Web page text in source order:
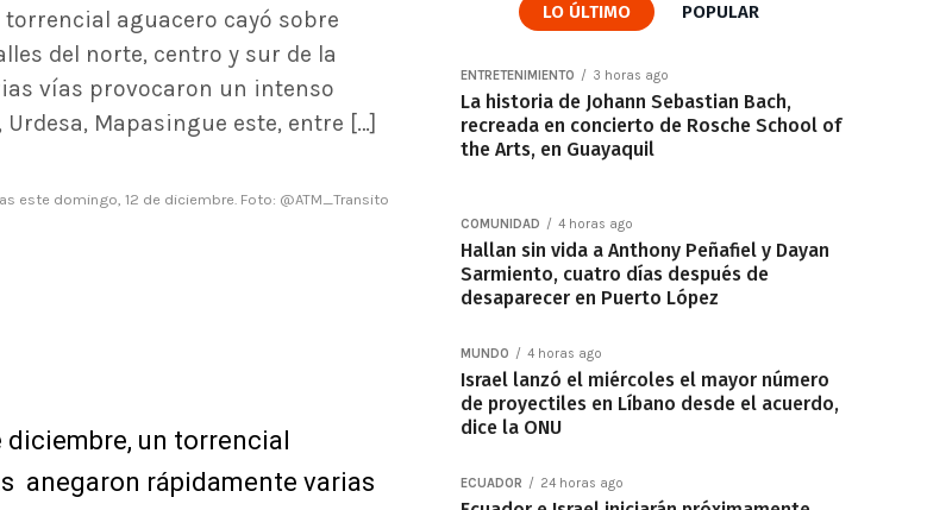
torrencial aguacero cayó sobre
del norte, centro y sur de la
vías provocaron un intenso
Mapasingue este, entre […]
este domingo, 12 de diciembre. Foto: @ATM_Transito
diciembre, un torrencial
anegaron rápidamente varias
LO ÚLTIMO POPULAR
ENTRETENIMIENTO 3 horas ago
La historia de Johann Sebastian Bach,
recreada en concierto de Rosche School of
the Arts, en Guayaquil
COMUNIDAD 4 horas ago
Hallan sin vida a Anthony Peñafiel y Dayan
Sarmiento, cuatro días después de
desaparecer en Puerto López
MUNDO 4 horas ago
Israel lanzó el miércoles el mayor número
de proyectiles en Líbano desde el acuerdo,
dice la ONU
ECUADOR 24 horas ago